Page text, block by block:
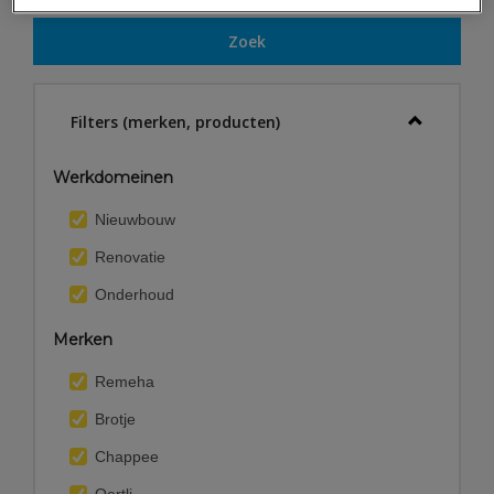
Zoek
Filters (merken, producten)
Werkdomeinen
Nieuwbouw
Renovatie
Onderhoud
Merken
Remeha
Brotje
Chappee